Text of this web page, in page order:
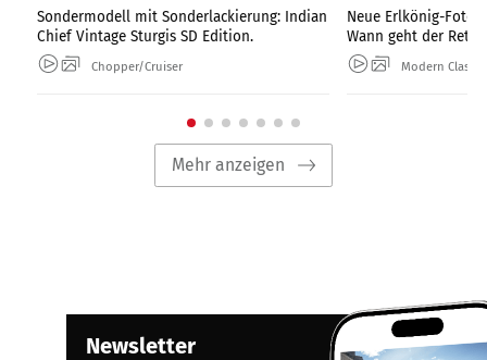
Sondermodell mit Sonderlackierung: Indian
Chief Vintage Sturgis SD Edition.
Chopper/Cruiser
Neue Erlkönig-Fotos
Wann geht der
Modern Classic
Mehr anzeigen
Newsletter